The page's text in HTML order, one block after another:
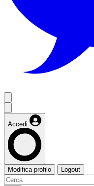
Accedi
Modifica profilo Logout